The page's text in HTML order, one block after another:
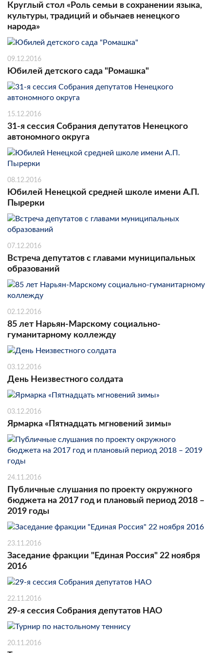
Круглый стол «Роль семьи в сохранении языка,
культуры, традиций и обычаев ненецкого
народа»
09.12.2016
Юбилей детского сада "Ромашка"
15.12.2016
31-я сессия Собрания депутатов Ненецкого
автономного округа
08.12.2016
Юбилей Ненецкой средней школе имени А.П.
Пырерки
07.12.2016
Встреча депутатов с главами муниципальных
образований
02.12.2016
85 лет Нарьян-Марскому социально-
гуманитарному коллежду
03.12.2016
День Неизвестного солдата
03.12.2016
Ярмарка «Пятнадцать мгновений зимы»
24.11.2016
Публичные слушания по проекту окружного
бюджета на 2017 год и плановый период 2018 –
2019 годы
23.11.2016
Заседание фракции "Единая Россия" 22 ноября
2016
22.11.2016
29-я сессия Собрания депутатов НАО
20.11.2016